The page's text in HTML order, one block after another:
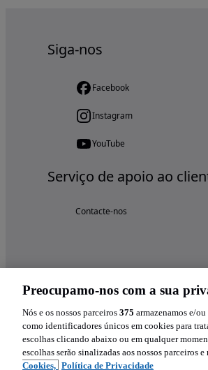
Siga-nos
Facebook
Instagram
YouTube
Serviço de apoio ao
Contacte-nos
Preocupamo-nos com a sua
Nós e os nossos parceiros 375 armazenamos e/
como identificadores únicos em cookies para
escolhas clicando abaixo ou em qualquer
escolhas serão sinalizadas aos nossos parceiros
Cookies, Política de Privacidade